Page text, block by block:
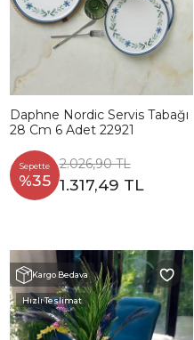
Daphne Nordic Servis Tabağı
28 Cm 6 Adet 22921
Sepette
%35
2.026,90 TL
1.317,49 TL
Kargo Bedava
Hızlı Teslimat